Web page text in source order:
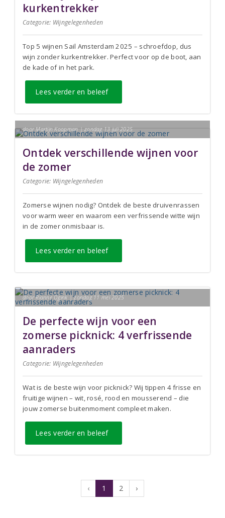
kurkentrekker
Categorie: Wijngelegenheden
Top 5 wijnen Sail Amsterdam 2025 – schroefdop, dus
wijn zonder kurkentrekker. Perfect voor op de boot, aan
de kade of in het park.
Lees verder en beleef
door Martijn Koopman | zondag 13 juli 2025
Ontdek verschillende wijnen voor
de zomer
Categorie: Wijngelegenheden
Zomerse wijnen nodig? Ontdek de beste druivenrassen
voor warm weer en waarom een verfrissende witte wijn
in de zomer onmisbaar is.
Lees verder en beleef
door Rianne Ogink | zondag 11 mei 2025
De perfecte wijn voor een
zomerse picknick: 4 verfrissende
aanraders
Categorie: Wijngelegenheden
Wat is de beste wijn voor picknick? Wij tippen 4 frisse en
fruitige wijnen – wit, rosé, rood en mousserend – die
jouw zomerse buitenmoment compleet maken.
Lees verder en beleef
‹ 1 2 ›